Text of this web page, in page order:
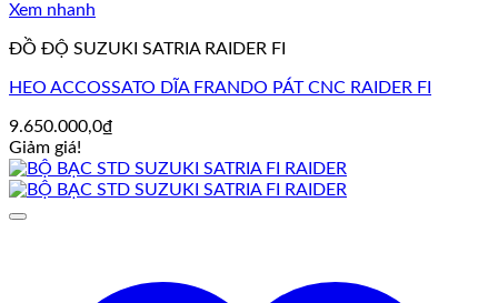
Xem nhanh
ĐỒ ĐỘ SUZUKI SATRIA RAIDER FI
HEO ACCOSSATO DĨA FRANDO PÁT CNC RAIDER FI
9.650.000,0₫
Giảm giá!